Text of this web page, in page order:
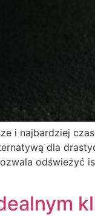
i najbardziej
dla
odświeżyć